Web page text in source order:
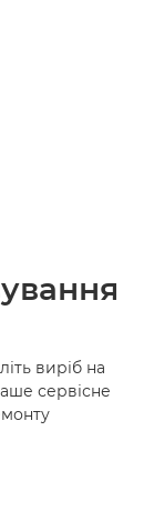
виріб на
сервісне